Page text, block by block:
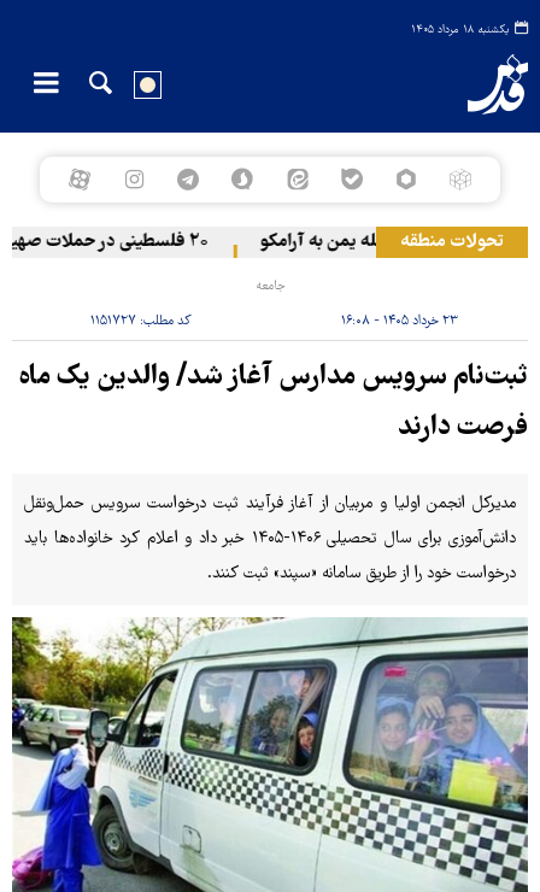
یکشنبه ۱۸ مرداد ۱۴۰۵
تحولات منطقهحمله یمن به آرامکو ۲۰ فلسطینی در حملات صهیونیست‌ها و شهرک‌نشینان در کرانه باختری زخمی شدند
جامعه
۲۳ خرداد ۱۴۰۵ - ۱۶:۰۸ کد مطلب: ۱۱۵۱۷۲۷
ثبت‌نام سرویس مدارس آغاز شد/ والدین یک ماه
فرصت دارند
مدیرکل انجمن اولیا و مربیان از آغاز فرآیند ثبت درخواست سرویس حمل‌ونقل
دانش‌آموزی برای سال تحصیلی ۱۴۰۶-۱۴۰۵ خبر داد و اعلام کرد خانواده‌ها باید
درخواست خود را از طریق سامانه «سپند» ثبت کنند.